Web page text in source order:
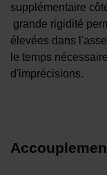
supplémentaire
grande rigidité
élevées dans
le temps
d'imprécisions.